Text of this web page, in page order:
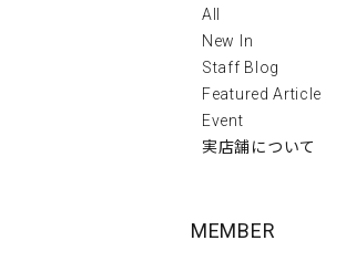
All
New In
Staff Blog
Featured Article
Event
実店舗について
MEMBER